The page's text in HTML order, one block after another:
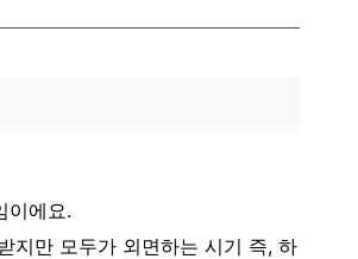
이에요.
지만 모두가 외면하는 시기 즉, 하